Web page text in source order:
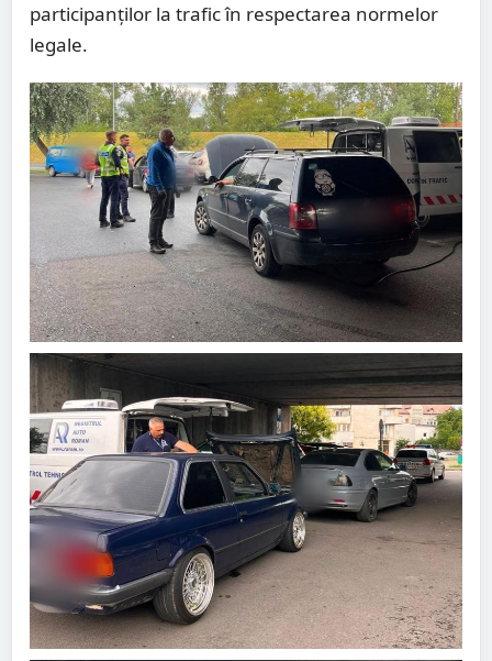
participanților la trafic în respectarea normelor
legale.